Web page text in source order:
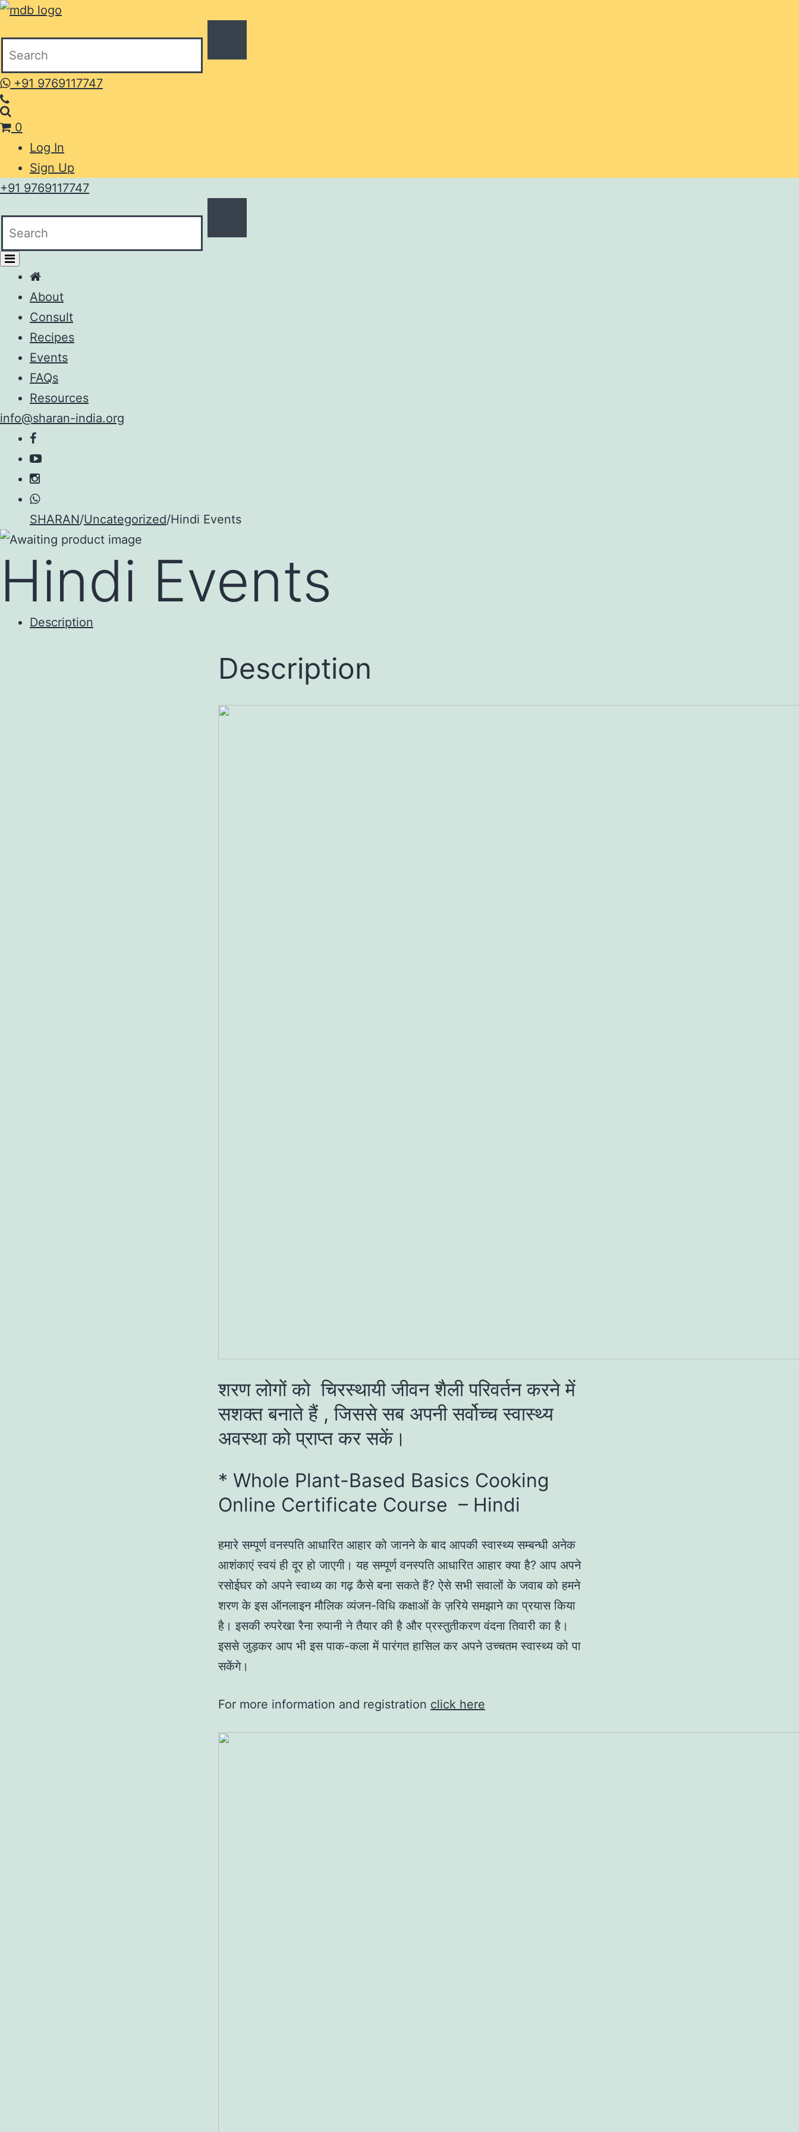
+91 9769117747
0
Log In
Sign Up
+91 9769117747
About
Consult
Recipes
Events
FAQs
Resources
info@sharan-india.org
to
content
SHARAN/Uncategorized/Hindi Events
Hindi Events
Description
Description
शरण लोगों को चिरस्थायी जीवन शैली परिवर्तन करने में
सशक्त बनाते हैं , जिससे सब अपनी सर्वोच्च स्वास्थ्य
अवस्था को प्राप्त कर सकें।
* Whole Plant-Based Basics Cooking
Online Certificate Course – Hindi
हमारे सम्पूर्ण वनस्पति आधारित आहार को जानने के बाद आपकी स्वास्थ्य सम्बन्धी अनेक
आशंकाएं स्वयं ही दूर हो जाएगी। यह सम्पूर्ण वनस्पति आधारित आहार क्या है? आप अपने
रसोईघर को अपने स्वाथ्य का गढ़ कैसे बना सकते हैं? ऐसे सभी सवालों के जवाब को हमने
शरण के इस ऑनलाइन मौलिक व्यंजन-विधि कक्षाओं के ज़रिये समझाने का प्रयास किया
है। इसकी रुपरेखा रैना रुपानी ने तैयार की है और प्रस्तुतीकरण वंदना तिवारी का है।
इससे जुड़कर आप भी इस पाक-कला में पारंगत हासिल कर अपने उच्चतम स्वास्थ्य को पा
सकेंगे।
For more information and registration click here